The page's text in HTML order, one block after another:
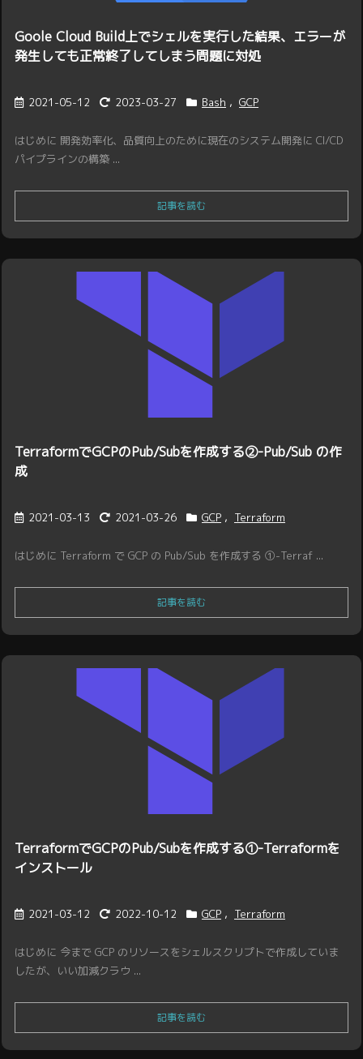
Goole Cloud Build上でシェルを実行した結果、エラーが
発生しても正常終了してしまう問題に対処
2021-05-12 2023-03-27 Bash , GCP
はじめに 開発効率化、品質向上のために現在のシステム開発に CI/CD
パイプラインの構築 ...
記事を読む
TerraformでGCPのPub/Subを作成する②-Pub/Sub の作
成
2021-03-13 2021-03-26 GCP , Terraform
はじめに Terraform で GCP の Pub/Sub を作成する ①-Terraf ...
記事を読む
TerraformでGCPのPub/Subを作成する①-Terraformを
インストール
2021-03-12 2022-10-12 GCP , Terraform
はじめに 今まで GCP のリソースをシェルスクリプトで作成していま
したが、いい加減クラウ ...
記事を読む